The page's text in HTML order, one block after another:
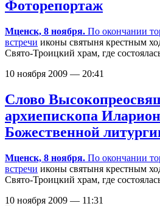
Фоторепортаж
Мценск, 8 ноября. По окончании
встречи иконы святыня крестным
Свято-Троицкий храм, где
10 ноября 2009 — 20:41
Слово
архиепископа
Божественной
Мценск, 8 ноября. По окончании
встречи иконы святыня крестным
Свято-Троицкий храм, где
10 ноября 2009 — 11:31